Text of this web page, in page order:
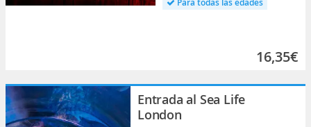
Para todas las edades
16,35€
Entrada al Sea Life
London